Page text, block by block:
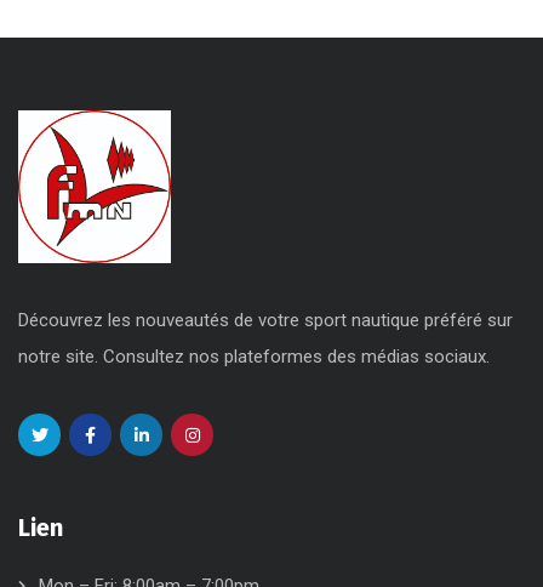
Découvrez les nouveautés de votre sport nautique préféré sur
notre site. Consultez nos plateformes des médias sociaux.
Lien